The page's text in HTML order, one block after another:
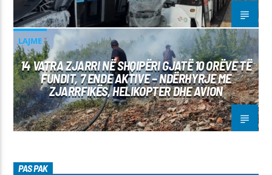
LAJME
14 VATRA ZJARRI NË SHQIPËRI GJATË 10 ORËVE TË
FUNDIT, 7 ENDE AKTIVE – NDËRHYRJE ME
ZJARRFIKËS, HELIKOPTER DHE AVION
PAS PAK